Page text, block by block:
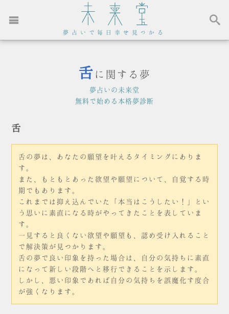
夢占いで毎日幸せ見つかる
舌 に関する夢
夢占いの未来堂
無料で始める本格夢診断
舌
舌の夢は、あなたの願望を叶えるタイミングにありま
す。
また、もともとあった欲望や願望について、自覚する時
期でもあります。
これまでは抑え込んでいた「本当はこうしたい！」とい
う思いに素直になる時がやってきたことを表していま
す。
一見すると良くない欲望や願望も、認め受け入れること
で解決策が見つかります。
舌の夢で良い印象を持った場合は、自分の気持ちに素直
になって新しい段階へと移行できることを示します。
しかし、悪い印象であれば自分の気持ちを誤魔化す度合
が強くなります。